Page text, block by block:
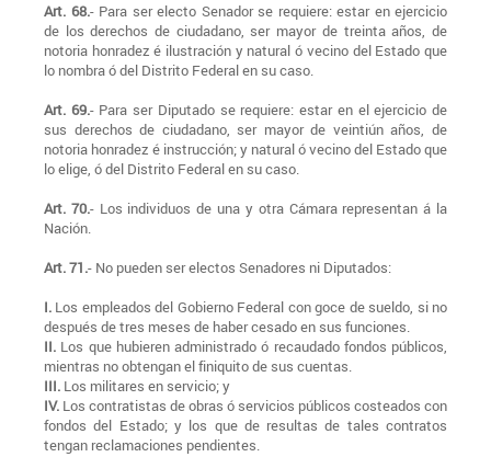
Art. 68.- Para ser electo Senador se requiere: estar en ejercicio
de los derechos de ciudadano, ser mayor de treinta años, de
notoria honradez é ilustración y natural ó vecino del Estado que
lo nombra ó del Distrito Federal en su caso.
Art. 69.- Para ser Diputado se requiere: estar en el ejercicio de
sus derechos de ciudadano, ser mayor de veintiún años, de
notoria honradez é instrucción; y natural ó vecino del Estado que
lo elige, ó del Distrito Federal en su caso.
Art. 70.- Los individuos de una y otra Cámara representan á la
Nación.
Art. 71.- No pueden ser electos Senadores ni Diputados:
I. Los empleados del Gobierno Federal con goce de sueldo, si no
después de tres meses de haber cesado en sus funciones.
II. Los que hubieren administrado ó recaudado fondos públicos,
mientras no obtengan el finiquito de sus cuentas.
III. Los militares en servicio; y
IV. Los contratistas de obras ó servicios públicos costeados con
fondos del Estado; y los que de resultas de tales contratos
tengan reclamaciones pendientes.